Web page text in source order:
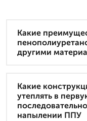
Какие
другими
Какие
утеплять в
напылении ППУ